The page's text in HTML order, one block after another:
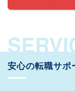
安心の転職サポ